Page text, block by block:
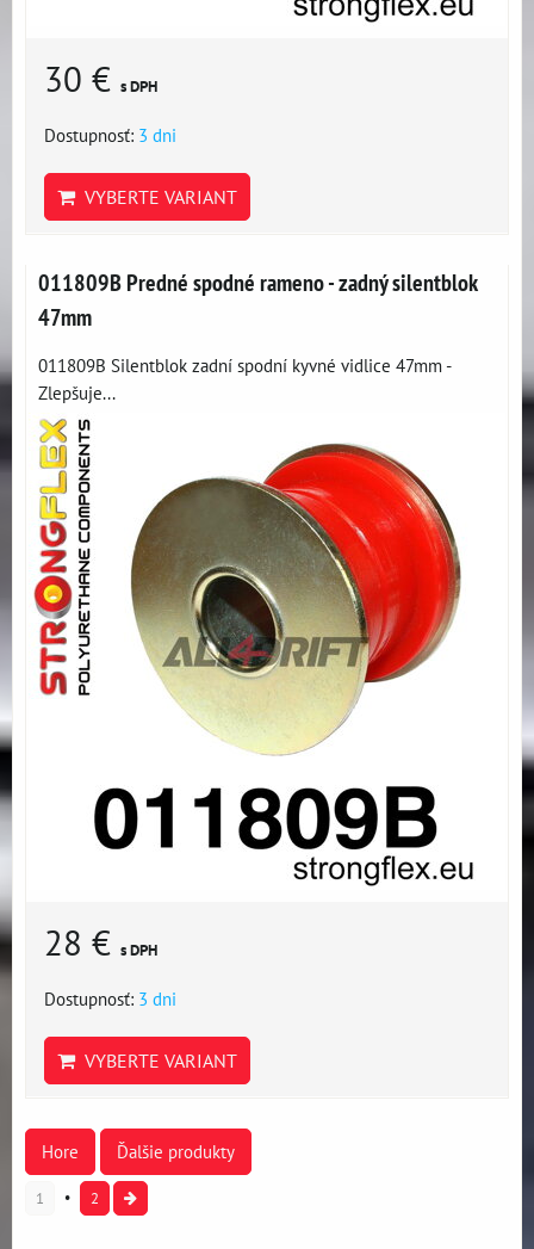
30 € s DPH
Dostupnosť: 3 dni
VYBERTE VARIANT
011809B Predné spodné rameno - zadný silentblok
47mm
011809B Silentblok zadní spodní kyvné vidlice 47mm -
Zlepšuje...
28 € s DPH
Dostupnosť: 3 dni
VYBERTE VARIANT
Hore Ďalšie produkty
1 2